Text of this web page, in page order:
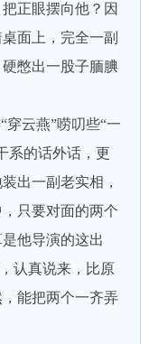
正眼摆向他？因
面上，完全一副
憋出一股子腼腆
云燕”唠叨些“一
系的话外话，更
出一副老实相，
只要对面的两个
他导演的这出
认真说来，比原
能把两个一齐弄